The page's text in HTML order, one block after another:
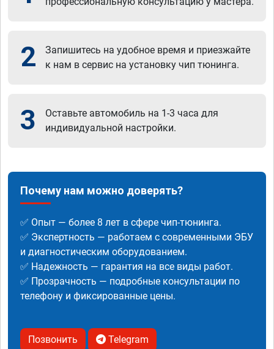
2
Запишитесь на удобное время и приезжайте
к нам в сервис на установку чип тюнинга.
3
Оставьте автомобиль на 1-3 часа для
индивидуальной настройки.
Почему нам можно доверять?
✅ Опыт — более 8 лет в сфере чип-тюнинга.
✅ Экспертность — работаем с современными ЭБУ
и диагностическим оборудованием.
✅ Надежность — гарантия на все виды работ.
✅ Прозрачность — подробные консультации по
телефону и фиксированные цены.
Позвонить Telegram